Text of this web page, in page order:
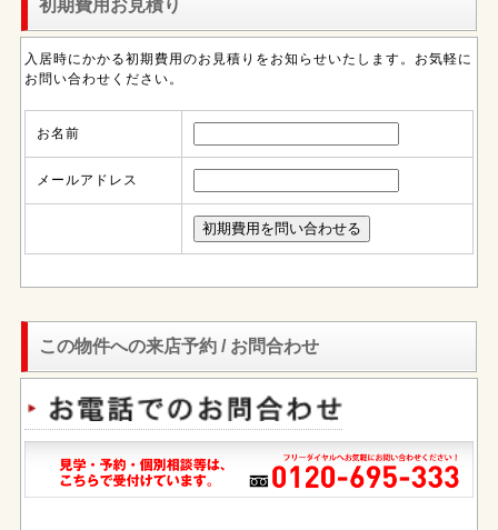
初期費用お見積り
入居時にかかる初期費用のお見積りをお知らせいたします。お気軽に
お問い合わせください。
お名前
メールアドレス
この物件への来店予約 / お問合わせ